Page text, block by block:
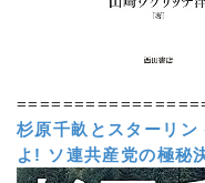
杉原千畝とスターリン
よ! ソ連共産党の極秘